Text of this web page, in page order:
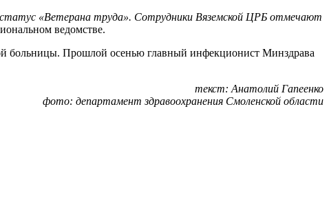
статус «Ветерана труда». Сотрудники Вяземской ЦРБ отмечают
ведомстве.
больницы. Прошлой осенью главный инфекционист Минздрава
текст: Анатолий Гапеенко
фото: департамент здравоохранения Смоленской области